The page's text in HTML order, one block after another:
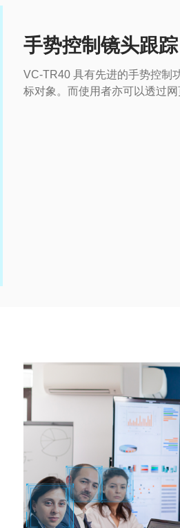
手势控制镜头跟踪
VC-TR40 具有先进的手势控制
标对象。而使用者亦可以透过